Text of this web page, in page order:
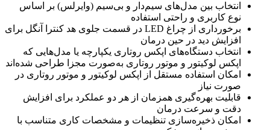
انتخاب بین مدل‌های سیم‌دار و بی‌سیم (وایرلس) بر اساس
نوع کاربری و راحتی استفاده
برخورداری از چراغ LED در قسمت جلوی هد کنترا آنگل برای
افزایش دید در حین درمان
انتخاب دستگاه‌های اپکس روتاری یکپارچه یا مدل‌هایی که
اپکس لوکیتور و موتور روتاری به‌صورت مجزا طراحی شده‌اند
امکان استفاده مستقل از اپکس لوکیتور و موتور روتاری در
صورت نیاز
قابلیت بهره‌گیری همزمان از هر دو عملکرد برای افزایش
دقت و سرعت درمان
امکان ذخیره‌سازی تنظیمات و مشخصات کاری متناسب با